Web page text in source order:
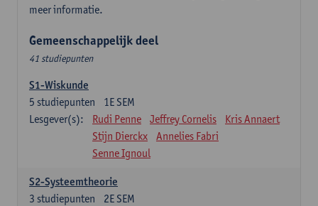
meer informatie.
Gemeenschappelijk deel
41 studiepunten
S1-Wiskunde
1E SEM
5 studiepunten
Lesgever(s):
Rudi Penne Jeffrey Cornelis
Kris Annaert
Stijn Dierckx
Annelies Fabri
Senne Ignoul
S2-Systeemtheorie
2E SEM
3 studiepunten